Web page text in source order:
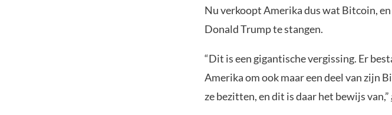
Nu verkoopt Amerika dus wat Bitcoin,
Donald Trump te stangen.
“Dit is een gigantische vergissing. Er
Amerika om ook maar een deel van zijn
ze bezitten, en dit is daar het bewijs van,”